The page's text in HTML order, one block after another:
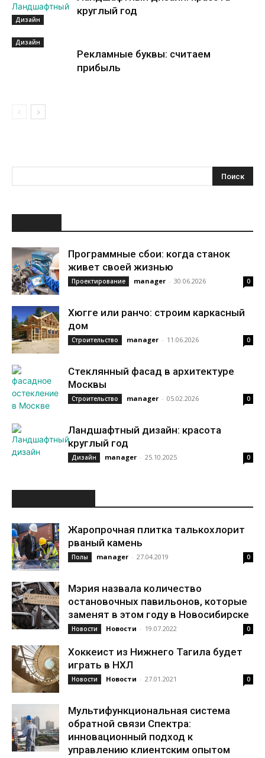
Дизайн
круглый год
Дизайн
Рекламные буквы: считаем
прибыль
Программные сбои: когда станок
живет своей жизнью
Проектирование manager - 30.06.2026 0
Хюгге или ранчо: строим каркасный
дом
Строительство manager - 11.06.2026 0
Стеклянный фасад в архитектуре
Москвы
Строительство manager - 05.02.2026 0
Ландшафтный дизайн: красота
круглый год
Дизайн manager - 25.10.2025 0
Жаропрочная плитка талькохлорит
рваный камень
Полы manager - 27.04.2019 0
Мэрия назвала количество
остановочных павильонов, которые
заменят в этом году в Новосибирске
Новости Новости - 19.07.2022 0
Хоккеист из Нижнего Тагила будет
играть в НХЛ
Новости Новости - 27.01.2021 0
Мультифункциональная система
обратной связи Спектра:
инновационный подход к
управлению клиентским опытом